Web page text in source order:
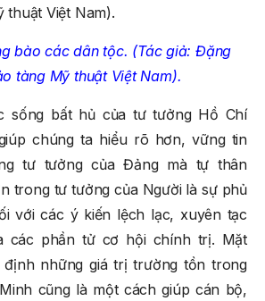
bào các dân tộc. (Tác giả: Đặng
tàng Mỹ thuật Việt Nam).
sống bất hủ của tư tưởng Hồ Chí
chúng ta hiểu rõ hơn, vững tin
tư tưởng của Đảng mà tự thân
trong tư tưởng của Người là sự phủ
với các ý kiến lệch lạc, xuyên tạc
các phần tử cơ hội chính trị. Mặt
định những giá trị trường tồn trong
cũng là một cách giúp cán bộ,